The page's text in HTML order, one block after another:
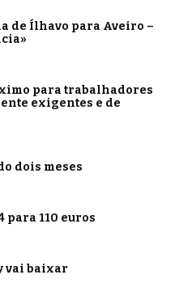
de Ílhavo para Aveiro –
para trabalhadores
exigentes e de
dois meses
para 110 euros
vai baixar